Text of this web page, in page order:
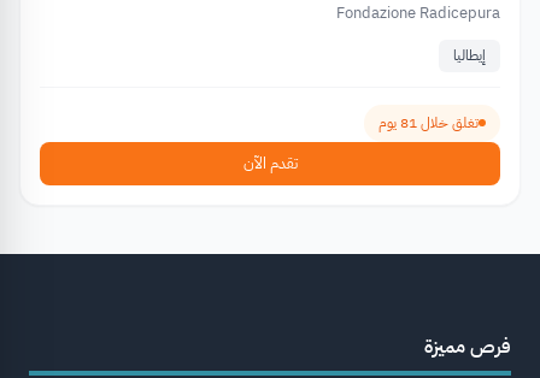
Fondazione Radicepura
إيطاليا
تغلق خلال 81 يوم
تقدم الآن
فرص مميزة